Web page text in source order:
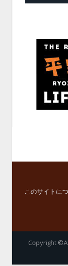
このサイトに
Copyright